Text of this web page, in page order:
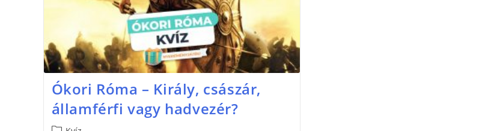
Ókori Róma – Király, császár,
államférfi vagy hadvezér?